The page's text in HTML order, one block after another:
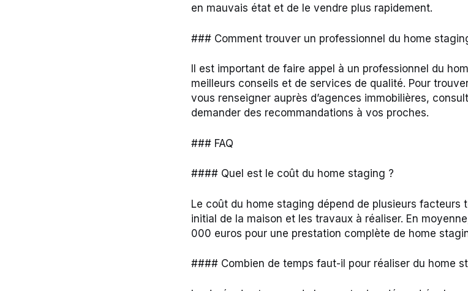
en mauvais état et de le vendre plus rapidement.
### Comment trouver un professionnel du home
Il est important de faire appel à un professionnel du
meilleurs conseils et de services de qualité. Pour
vous renseigner auprès d’agences immobilières,
demander des recommandations à vos proches.
### FAQ
#### Quel est le coût du home staging ?
Le coût du home staging dépend de plusieurs facteurs
initial de la maison et les travaux à réaliser. En
000 euros pour une prestation complète de home
#### Combien de temps faut-il pour réaliser du home